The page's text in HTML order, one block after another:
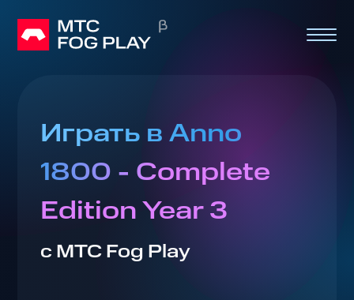
Играть в Anno
1800 - Complete
Edition Year 3
с МТС Fog Play